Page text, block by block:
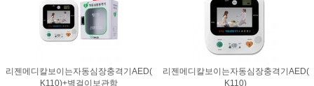
리젠메디칼보이는자동심장충격기AED(
K110)+벽걸이보관함
리젠메디칼보이는자동심장충격기AED(
K110)